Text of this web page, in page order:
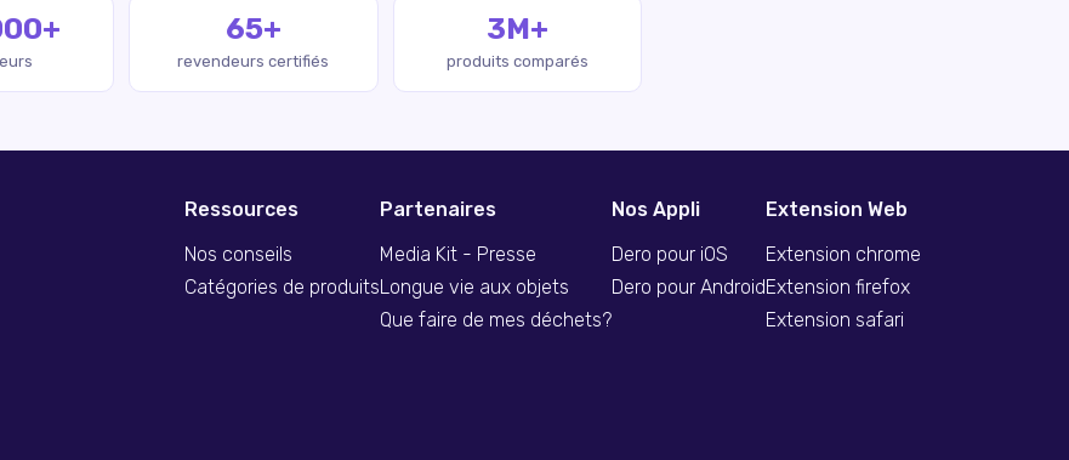
65+
revendeurs certifiés
3M+
produits comparés
Ressources
Nos conseils
Catégories de produits
Partenaires
Media Kit - Presse
Longue vie aux objets
Que faire de mes déchets?
Nos Appli
Dero pour iOS
Dero pour Android
Extension Web
Extension chrome
Extension firefox
Extension safari